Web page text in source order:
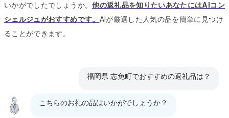
いかがでしたでしょうか。他の返礼品を知りたいあなたにはAIコン
シェルジュがおすすめです。 AIが厳選した人気の品を簡単に見つけ
ることができます。
福岡県 志免町でおすすめの返礼品は？
こちらのお礼の品はいかがでしょうか？